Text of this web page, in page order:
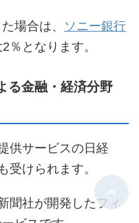
場合は、 ソニー銀行
％となります。
る金融・経済分野
供サービスの日経
受けられます。
聞社が開発したフィ